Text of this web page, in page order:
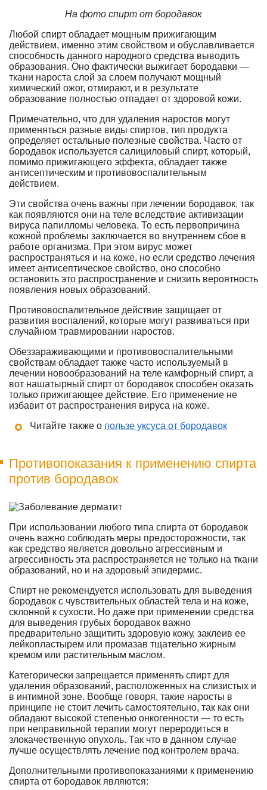
На фото спирт от бородавок
Любой спирт обладает мощным прижигающим
действием, именно этим свойством и обуславливается
способность данного народного средства выводить
образования. Оно фактически выжигает бородавки —
ткани нароста слой за слоем получают мощный
химический ожог, отмирают, и в результате
образование полностью отпадает от здоровой кожи.
Примечательно, что для удаления наростов могут
применяться разные виды спиртов, тип продукта
определяет остальные полезные свойства. Часто от
бородавок используется салициловый спирт, который,
помимо прижигающего эффекта, обладает также
антисептическим и противовоспалительным
действием.
Эти свойства очень важны при лечении бородавок, так
как появляются они на теле вследствие активизации
вируса папилломы человека. То есть первопричина
кожной проблемы заключается во внутреннем сбое в
работе организма. При этом вирус может
распространяться и на коже, но если средство лечения
имеет антисептическое свойство, оно способно
остановить это распространение и снизить вероятность
появления новых образований.
Противовоспалительное действие защищает от
развития воспалений, которые могут развиваться при
случайном травмировании наростов.
Обеззараживающими и противовоспалительными
свойствам обладает также часто используемый в
лечении новообразований на теле камфорный спирт, а
вот нашатырный спирт от бородавок способен оказать
только прижигающее действие. Его применение не
избавит от распространения вируса на коже.
Читайте также о пользе уксуса от бородавок
Противопоказания к применению спирта
против бородавок
При использовании любого типа спирта от бородавок
очень важно соблюдать меры предосторожности, так
как средство является довольно агрессивным и
агрессивность эта распространяется не только на ткани
образований, но и на здоровый эпидермис.
Спирт не рекомендуется использовать для выведения
бородавок с чувствительных областей тела и на коже,
склонной к сухости. Но даже при применении средства
для выведения грубых бородавок важно
предварительно защитить здоровую кожу, заклеив ее
лейкопластырем или промазав тщательно жирным
кремом или растительным маслом.
Категорически запрещается применять спирт для
удаления образований, расположенных на слизистых и
в интимной зоне. Вообще говоря, такие наросты в
принципе не стоит лечить самостоятельно, так как они
обладают высокой степенью онкогенности — то есть
при неправильной терапии могут переродиться в
злокачественную опухоль. Так что в данном случае
лучше осуществлять лечение под контролем врача.
Дополнительными противопоказаниями к применению
спирта от бородавок являются: